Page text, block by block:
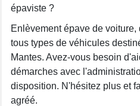
épaviste ?
Enlèvement épave de
tous types de véhicules
Mantes. Avez-vous besoin
démarches avec
disposition. N'hésitez plus et
agréé.